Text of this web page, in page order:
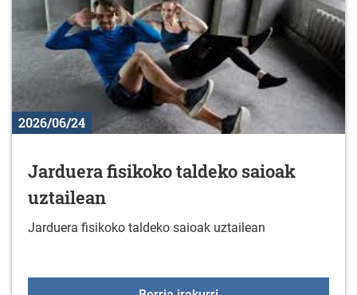
2026/06/24
Jarduera fisikoko taldeko saioak
uztailean
Jarduera fisikoko taldeko saioak uztailean